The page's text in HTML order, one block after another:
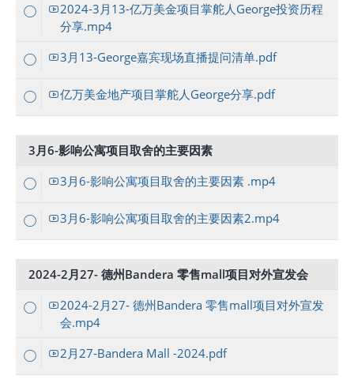
2024-3月13-亿万美金项目掌舵人George投资历程
分享.mp4
3月13-George嘉宾现场直播提问清单.pdf
亿万美金地产项目掌舵人George分享.pdf
3月6-影响公寓项目取舍的主要因素
3月6-影响公寓项目取舍的主要因素 .mp4
3月6-影响公寓项目取舍的主要因素2.mp4
2024-2月27- 德州Bandera 零售mall项目对外宣发会
2024-2月27- 德州Bandera 零售mall项目对外宣发
会.mp4
2月27-Bandera Mall -2024.pdf